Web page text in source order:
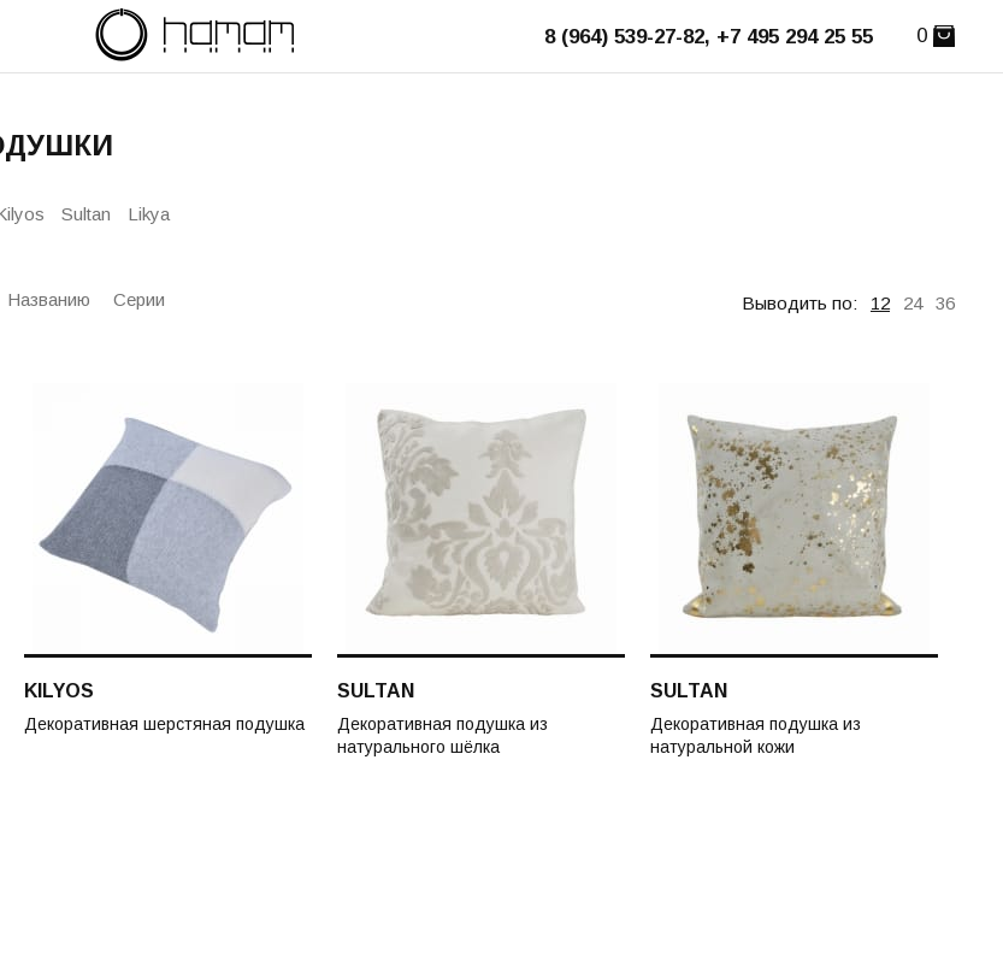
0
8 (964) 539-27-82, +7 495 294 25 55
Sultan Likya
Выводить по: 12 24 36
Названию Серии
KILYOS
Декоративная шерстяная подушка
SULTAN
Декоративная подушка из
натурального шёлка
SULTAN
Декоративная подушка из
натуральной кожи